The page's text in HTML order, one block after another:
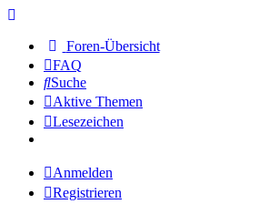
Foren-Übersicht
FAQ
Suche
Aktive Themen
Lesezeichen
Anmelden
Registrieren